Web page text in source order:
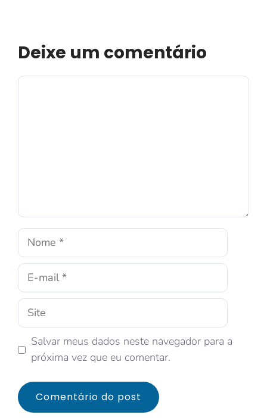
Deixe um comentário
Salvar meus dados neste navegador para a
próxima vez que eu comentar.